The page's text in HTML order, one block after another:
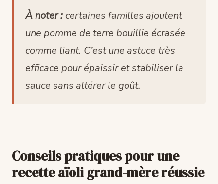
À noter : certaines familles ajoutent
une pomme de terre bouillie écrasée
comme liant. C’est une astuce très
efficace pour épaissir et stabiliser la
sauce sans altérer le goût.
Conseils pratiques pour une
recette aïoli grand-mère réussie